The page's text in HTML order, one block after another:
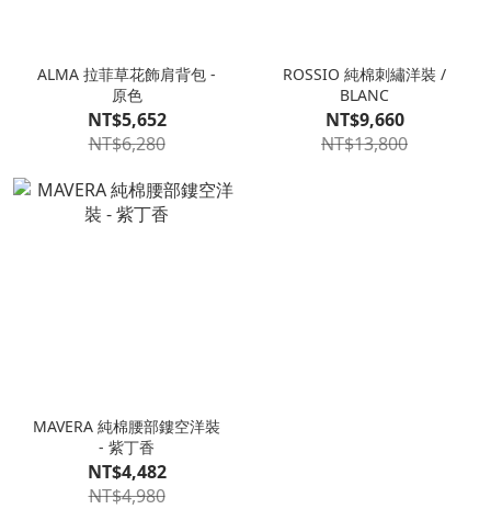
ALMA 拉菲草花飾肩背包 -
原色
NT$5,652
NT$6,280
ROSSIO 純棉刺繡洋裝 /
BLANC
NT$9,660
NT$13,800
MAVERA 純棉腰部鏤空洋裝
- 紫丁香
NT$4,482
NT$4,980